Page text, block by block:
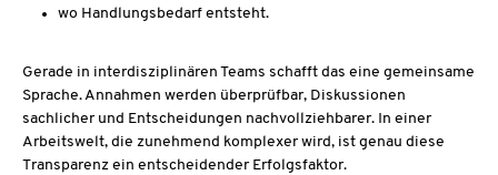
wo Handlungsbedarf entsteht.
Gerade in interdisziplinären Teams schafft das eine gemeinsame
Sprache. Annahmen werden überprüfbar, Diskussionen
sachlicher und Entscheidungen nachvollziehbarer. In einer
Arbeitswelt, die zunehmend komplexer wird, ist genau diese
Transparenz ein entscheidender Erfolgsfaktor.